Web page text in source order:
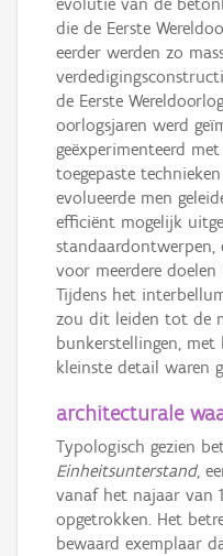
die de Eerste
eerder werden zo
de Eerste
oorlogsjaren werd
geëxperimenteerd
toegepaste
evolueerde men
efficiënt mogelijk
standaardontwerpen,
voor meerdere
Tijdens het
zou dit leiden tot de
bunkerstellingen,
kleinste detail waren
architecturale
Typologisch gezien
Einheitsunterstand,
vanaf het najaar van
opgetrokken. Het
bewaard exemplaar